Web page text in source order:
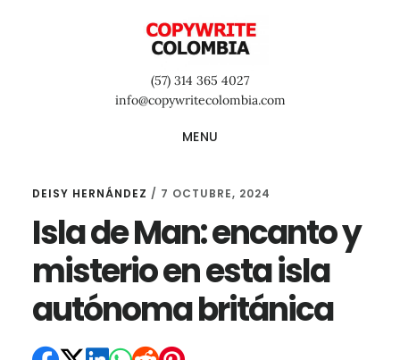
(57) 314 365 4027
info@copywritecolombia.com
MENU
DEISY HERNÁNDEZ / 7 OCTUBRE, 2024
Isla de Man: encanto y
misterio en esta isla
autónoma británica